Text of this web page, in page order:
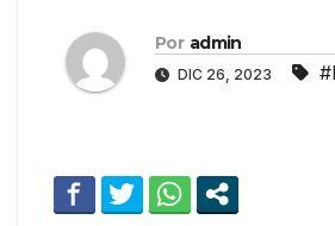
Por admin
DIC 26, 2023